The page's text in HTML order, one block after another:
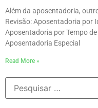
Além da aposentadoria,
Revisão: Aposentadoria por
Aposentadoria por Tempo
Aposentadoria Especial
Read More »